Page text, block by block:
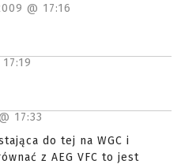
@ 17:16
17:19
17:33
do tej na WGC i
z AEG VFC to jest